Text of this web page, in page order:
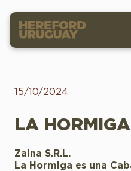
15/10/2024
LA HORMIGA
Zaina S.R.L.
La Hormiga es una